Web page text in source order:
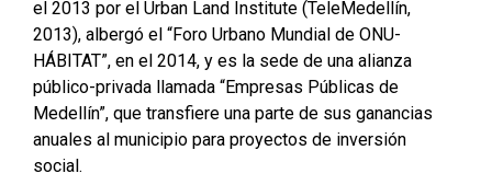
el 2013 por el Urban Land Institute (TeleMedellín,
2013), albergó el “Foro Urbano Mundial de ONU-
HÁBITAT”, en el 2014, y es la sede de una alianza
público-privada llamada “Empresas Públicas de
Medellín”, que transfiere una parte de sus ganancias
anuales al municipio para proyectos de inversión
social.